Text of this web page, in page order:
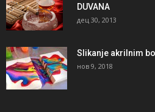
DUVANA
дец 30, 2013
Slikanje akrilnim
нов 9, 2018